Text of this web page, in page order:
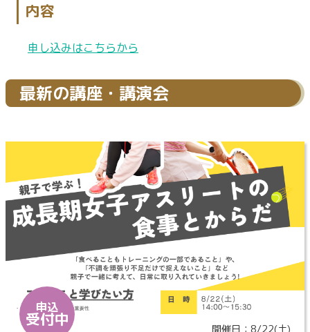
内容
申し込みはこちらから
最新の講座・講演会
申込
受付中 開催日：8/22(土)